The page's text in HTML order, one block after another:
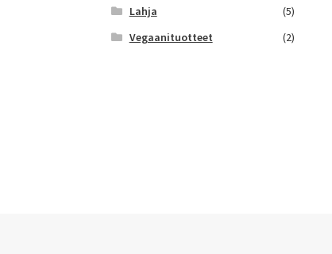
Lahja
(5)
Vegaanituotteet
(2)